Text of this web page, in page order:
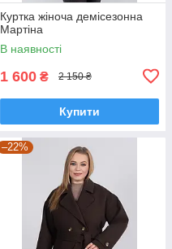
Куртка жіноча демісезонна
Мартіна
В наявності
1 600 ₴ 2 150 ₴
Купити
–22%